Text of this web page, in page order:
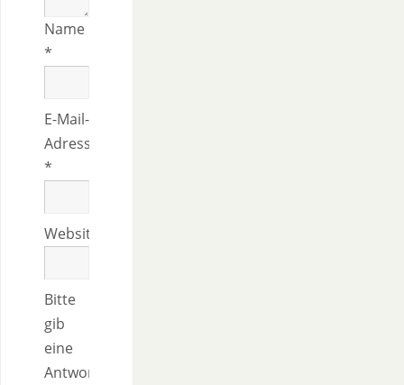
Name
*
E-Mail-
Adresse
*
Website
Bitte
gib
eine
Antwort